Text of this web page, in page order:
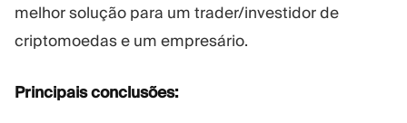
melhor solução para um trader/investidor de
criptomoedas e um empresário.
Principais conclusões:
Sustentabilidade